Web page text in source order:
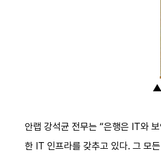
▲
안랩 강석균 전무는 “은행은 IT와
한 IT 인프라를 갖추고 있다. 그 모